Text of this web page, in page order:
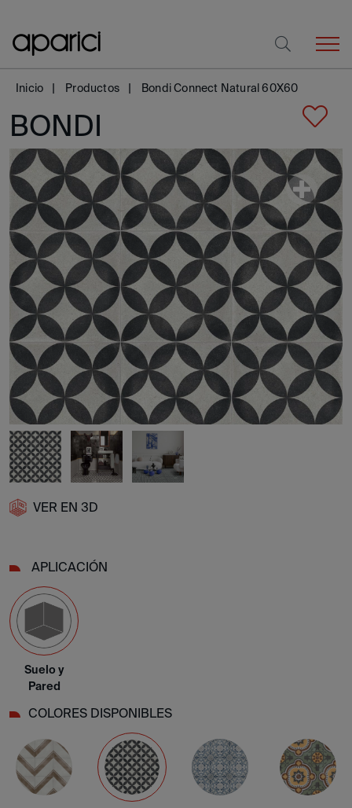
Inicio Productos Bondi Connect Natural 60X60
BONDI
VER EN 3D
APLICACIÓN
Suelo y
Pared
COLORES DISPONIBLES